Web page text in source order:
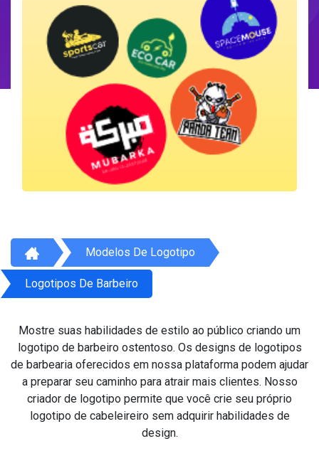
Modelos De Logotipo
Logotipos De Barbeiro
Mostre suas habilidades de estilo ao público criando um
logotipo de barbeiro ostentoso. Os designs de logotipos
de barbearia oferecidos em nossa plataforma podem ajudar
a preparar seu caminho para atrair mais clientes. Nosso
criador de logotipo permite que você crie seu próprio
logotipo de cabeleireiro sem adquirir habilidades de
design.